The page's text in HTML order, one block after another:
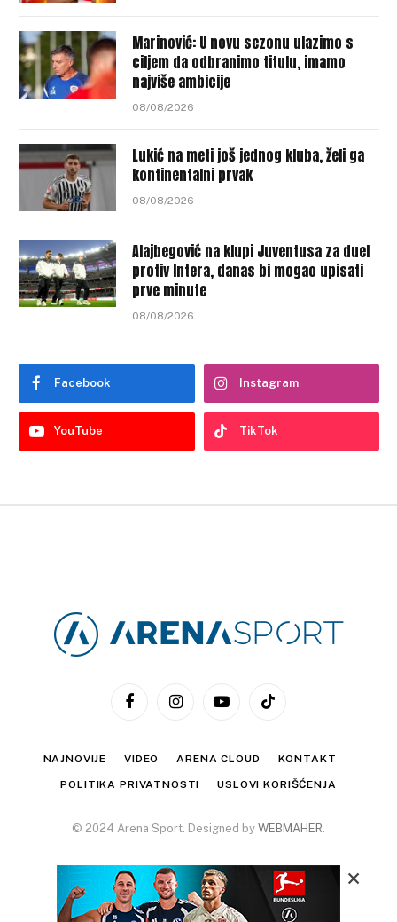
Marinović: U novu sezonu ulazimo s
ciljem da odbranimo titulu, imamo
najviše ambicije
08/08/2026
Lukić na meti još jednog kluba, želi ga
kontinentalni prvak
08/08/2026
Alajbegović na klupi Juventusa za duel
protiv Intera, danas bi mogao upisati
prve minute
08/08/2026
Facebook Instagram
YouTube TikTok
FacebookInstagramYouTubeTikTok
NAJNOVIJE VIDEO ARENA CLOUD KONTAKT
POLITIKA PRIVATNOSTI USLOVI KORIŠĆENJA
© 2024 Arena Sport. Designed by WEBMAHER.
×